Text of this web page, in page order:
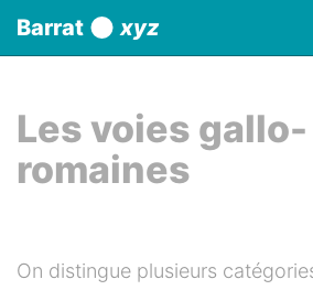
Barrat xyz
Les voies gallo-
romaines
On distingue plusieurs
Panneau de gestion des cookies